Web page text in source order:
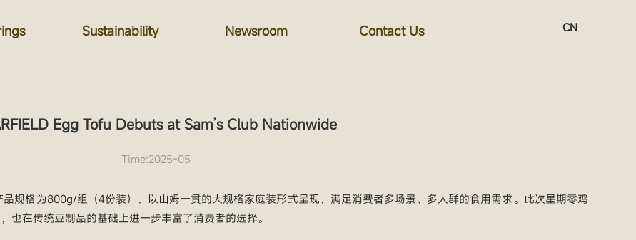
CN
Sustainability Newsroom Contact Us
Egg Tofu Debuts at Sam’s Club Nationwide
Time:2025-05
规格为800g/组（4份装），以山姆一贯的大规格家庭装形式呈现，满足消费者多场景、多人群的食用需求。此次星期零鸡
也在传统豆制品的基础上进一步丰富了消费者的选择。